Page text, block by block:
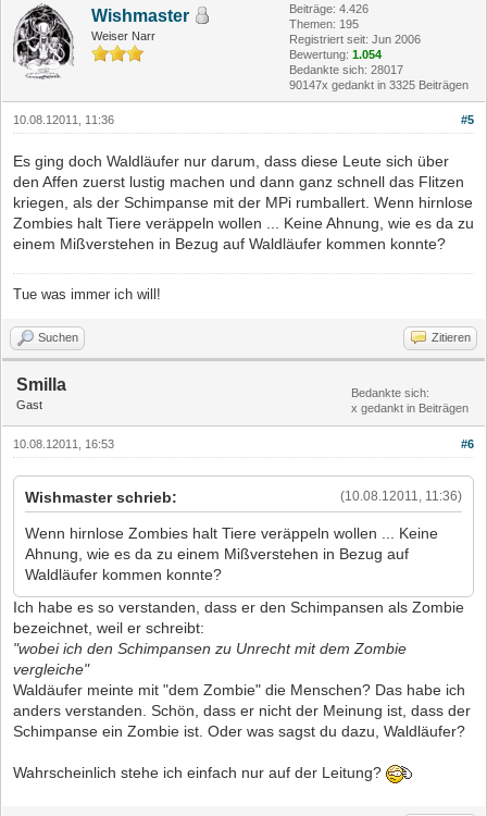
Wishmaster
Weiser Narr
Beiträge: 4.426
Themen: 195
Registriert seit: Jun 2006
Bewertung: 1.054
Bedankte sich: 28017
90147x gedankt in 3325 Beiträgen
#5
10.08.12011, 11:36
Es ging doch Waldläufer nur darum, dass diese Leute sich über
den Affen zuerst lustig machen und dann ganz schnell das Flitzen
kriegen, als der Schimpanse mit der MPi rumballert. Wenn hirnlose
Zombies halt Tiere veräppeln wollen ... Keine Ahnung, wie es da zu
einem Mißverstehen in Bezug auf Waldläufer kommen konnte?
Tue was immer ich will!
Suchen Zitieren
Smilla
Gast
Bedankte sich:
x gedankt in Beiträgen
#6
10.08.12011, 16:53
(10.08.12011, 11:36)
Wishmaster schrieb:
Wenn hirnlose Zombies halt Tiere veräppeln wollen ... Keine
Ahnung, wie es da zu einem Mißverstehen in Bezug auf
Waldläufer kommen konnte?
Ich habe es so verstanden, dass er den Schimpansen als Zombie
bezeichnet, weil er schreibt:
"wobei ich den Schimpansen zu Unrecht mit dem Zombie
vergleiche"
Waldäufer meinte mit "dem Zombie" die Menschen? Das habe ich
anders verstanden. Schön, dass er nicht der Meinung ist, dass der
Schimpanse ein Zombie ist. Oder was sagst du dazu, Waldläufer?
Wahrscheinlich stehe ich einfach nur auf der Leitung?